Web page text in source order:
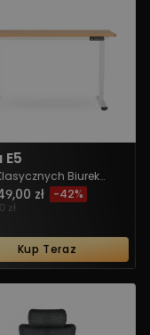
E5
Biurek
zł -42%
zł
Kup Teraz